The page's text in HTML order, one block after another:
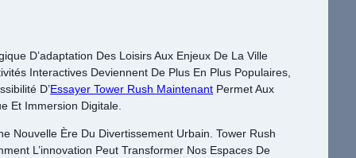
D’adaptation Des Loisirs Aux Enjeux De La Ville
Interactives Deviennent De Plus En Plus Populaires,
D’Essayer Tower Rush Maintenant Permet Aux
Et Immersion Digitale.
Nouvelle Ère Du Divertissement Urbain. Tower Rush
L’innovation Peut Transformer Nos Espaces De